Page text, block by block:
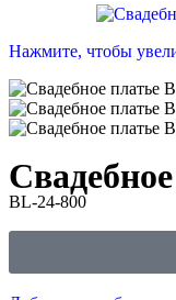
Нажмите, чтобы
BL-24-800